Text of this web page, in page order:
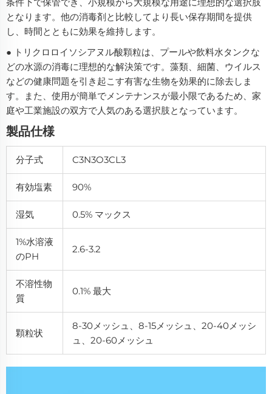
条件下で保管でき、小規模から大規模な用途に理想的な選択肢
となります。他の消毒剤と比較してより長い保存期間を提供
し、時間とともに効果を維持します。
● トリクロロイソシアヌル酸顆粒は、プールや飲料水タンクな
どの水源の消毒に理想的な解決策です。藻類、細菌、ウイルス
などの健康問題を引き起こす有害な生物を効果的に除去しま
す。また、使用が簡単でメンテナンスが最小限であるため、家
庭や工業施設の双方で人気のある選択肢となっています。
製品仕様
分子式 C3N3O3CL3
有効塩素 90%
湿気 0.5% マックス
1%水溶液
のpH
2.6-3.2
不溶性物
質
0.1% 最大
顆粒状
8-30メッシュ、8-15メッシュ、20-40メッシ
ュ、20-60メッシュ